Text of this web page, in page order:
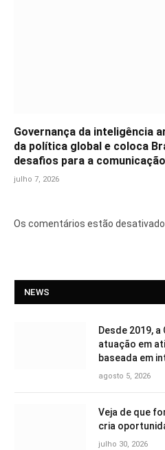
Governança da inteligência
da política global e coloca
desafios para a
julho 7, 2026
Os comentários estão
NEWS
Desde 2019,
atuação em
baseada em
agosto 5, 2026
Veja de que
cria
julho 30, 2026